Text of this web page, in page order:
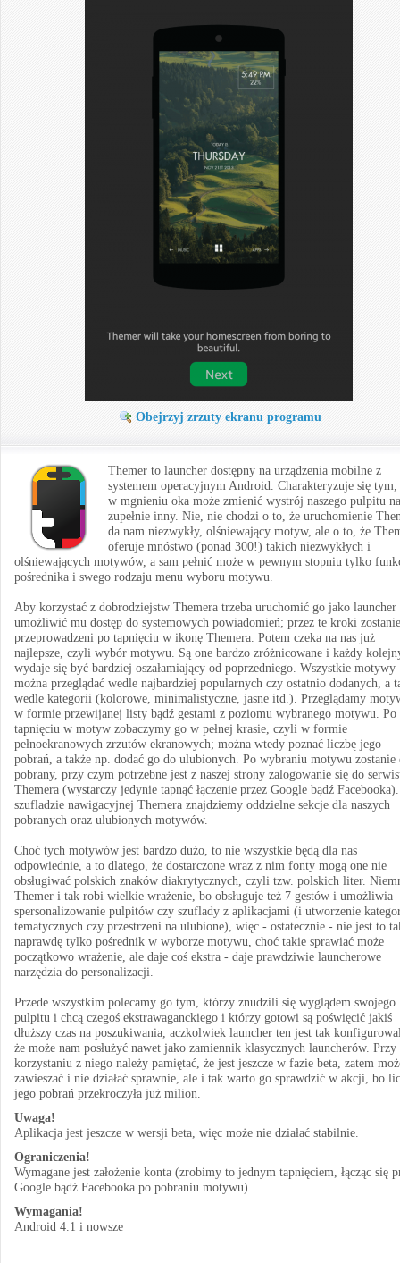
Obejrzyj zrzuty ekranu programu
Themer to launcher dostępny na urządzenia mobilne z
systemem operacyjnym Android. Charakteryzuje się tym,
w mgnieniu oka może zmienić wystrój naszego pulpitu na
zupełnie inny. Nie, nie chodzi o to, że uruchomienie
da nam niezwykły, olśniewający motyw, ale o to, że
oferuje mnóstwo (ponad 300!) takich niezwykłych i
olśniewających motywów, a sam pełnić może w pewnym stopniu tylko
pośrednika i swego rodzaju menu wyboru motywu.
Aby korzystać z dobrodziejstw Themera trzeba uruchomić go jako launcher
umożliwić mu dostęp do systemowych powiadomień; przez te kroki
przeprowadzeni po tapnięciu w ikonę Themera. Potem czeka na nas już
najlepsze, czyli wybór motywu. Są one bardzo zróżnicowane i każdy
wydaje się być bardziej oszałamiający od poprzedniego. Wszystkie motywy
można przeglądać wedle najbardziej popularnych czy ostatnio dodanych, a
wedle kategorii (kolorowe, minimalistyczne, jasne itd.). Przeglądamy
w formie przewijanej listy bądź gestami z poziomu wybranego motywu. Po
tapnięciu w motyw zobaczymy go w pełnej krasie, czyli w formie
pełnoekranowych zrzutów ekranowych; można wtedy poznać liczbę jego
pobrań, a także np. dodać go do ulubionych. Po wybraniu motywu zostanie
pobrany, przy czym potrzebne jest z naszej strony zalogowanie się do
Themera (wystarczy jedynie tapnąć łączenie przez Google bądź
szufladzie nawigacyjnej Themera znajdziemy oddzielne sekcje dla naszych
pobranych oraz ulubionych motywów.
Choć tych motywów jest bardzo dużo, to nie wszystkie będą dla nas
odpowiednie, a to dlatego, że dostarczone wraz z nim fonty mogą one nie
obsługiwać polskich znaków diakrytycznych, czyli tzw. polskich liter.
Themer i tak robi wielkie wrażenie, bo obsługuje też 7 gestów i umożliwia
spersonalizowanie pulpitów czy szuflady z aplikacjami (i utworzenie
tematycznych czy przestrzeni na ulubione), więc - ostatecznie - nie jest to
naprawdę tylko pośrednik w wyborze motywu, choć takie sprawiać może
początkowo wrażenie, ale daje coś ekstra - daje prawdziwie launcherowe
narzędzia do personalizacji.
Przede wszystkim polecamy go tym, którzy znudzili się wyglądem swojego
pulpitu i chcą czegoś ekstrawaganckiego i którzy gotowi są poświęcić jakiś
dłuższy czas na poszukiwania, aczkolwiek launcher ten jest tak
że może nam posłużyć nawet jako zamiennik klasycznych launcherów. Przy
korzystaniu z niego należy pamiętać, że jest jeszcze w fazie beta, zatem
zawieszać i nie działać sprawnie, ale i tak warto go sprawdzić w akcji, bo
jego pobrań przekroczyła już milion.
Uwaga!
Aplikacja jest jeszcze w wersji beta, więc może nie działać stabilnie.
Ograniczenia!
Wymagane jest założenie konta (zrobimy to jednym tapnięciem, łącząc się
Google bądź Facebooka po pobraniu motywu).
Wymagania!
Android 4.1 i nowsze